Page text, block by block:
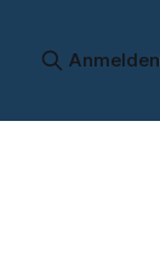
Anmelden